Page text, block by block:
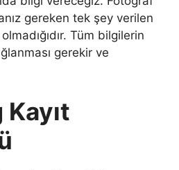
gereken tek şey verilen
Tüm bilgilerin
gerekir ve